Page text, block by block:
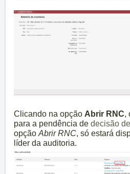
Clicando na opção Abrir RNC,
para a pendência de decisão
opção Abrir RNC, só estará
líder da auditoria.